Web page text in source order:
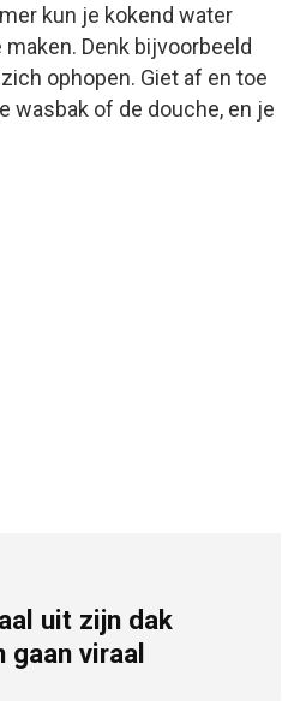
kun je kokend water
Denk bijvoorbeeld
ophopen. Giet af en toe
wasbak of de douche, en je
uit zijn dak
gaan viraal